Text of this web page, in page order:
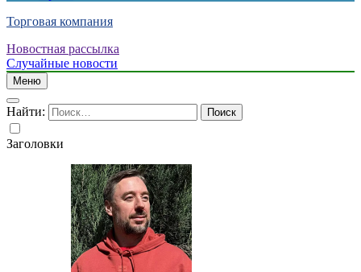
Торговая компания
Новостная рассылка
Случайные новости
Меню
Найти:
Заголовки